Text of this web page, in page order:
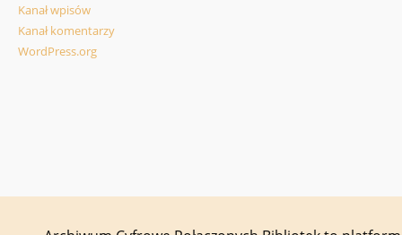
Kanał wpisów
Kanał komentarzy
WordPress.org